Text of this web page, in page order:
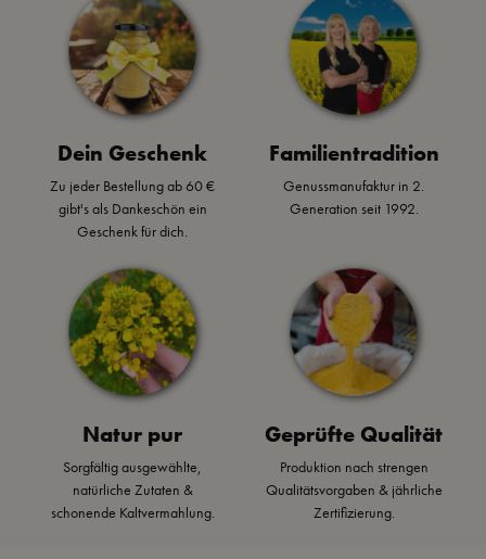
mit blanchiertem
Ei oder frischen
Tomaten...mmmh!
, & leckerer
Burger Sauce.
Café de Paris
Gewürzmischung.
Dein Geschenk
Zu jeder Bestellung ab 60 €
gibt's als Dankeschön ein
Geschenk für dich.
Familientradition
Genussmanufaktur in 2.
Generation seit 1992.
Natur pur
Sorgfältig ausgewählte,
natürliche Zutaten &
schonende Kaltvermahlung.
Geprüfte Qualität
Produktion nach strengen
Qualitätsvorgaben & jährliche
Zertifizierung.